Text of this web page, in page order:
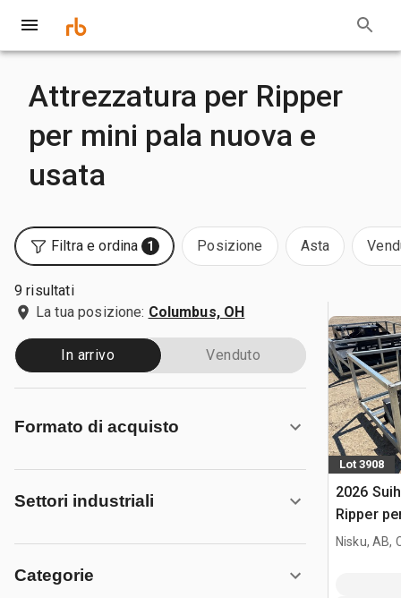
Attrezzatura per Ripper
per mini pala nuova e
usata
Filtra e ordina 1 Posizione Asta
9 risultati
La tua posizione: Columbus, OH
In arrivo Venduto
Formato di acquisto
Settori industriali
Categorie
Lot 3908
2026
Ripper
(Unused)
Nisku, AB,